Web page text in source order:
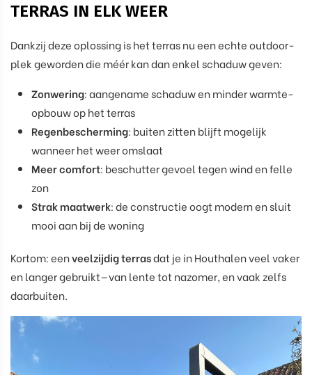
TERRAS IN ELK WEER
Dankzij deze oplossing is het terras nu een echte outdoor-
plek geworden die méér kan dan enkel schaduw geven:
Zonwering: aangename schaduw en minder warmte-
opbouw op het terras
Regenbescherming: buiten zitten blijft mogelijk
wanneer het weer omslaat
Meer comfort: beschutter gevoel tegen wind en felle
zon
Strak maatwerk: de constructie oogt modern en sluit
mooi aan bij de woning
Kortom: eenveelzijdig terrasdat je in Houthalen veel vaker
en langer gebruikt—van lente tot nazomer, en vaak zelfs
daarbuiten.